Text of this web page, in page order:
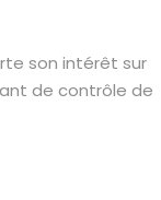
son intérêt sur
de contrôle de